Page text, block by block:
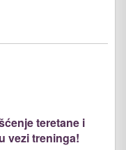
teretane i
vezi treninga!